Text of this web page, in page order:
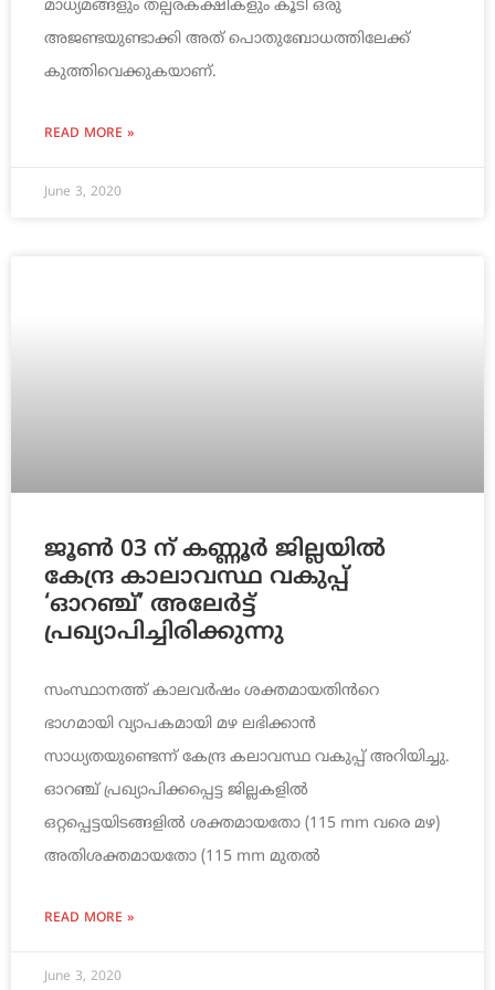
മാധ്യമങ്ങളും തല്പരകക്ഷികളും കൂടി ഒരു
അജണ്ടയുണ്ടാക്കി അത് പൊതുബോധത്തിലേക്ക്
കുത്തിവെക്കുകയാണ്.
READ MORE »
June 3, 2020
ജൂൺ 03 ന് കണ്ണൂർ ജില്ലയിൽ
കേന്ദ്ര കാലാവസ്ഥ വകുപ്പ്
‘ഓറഞ്ച്’ അലേർട്ട്
പ്രഖ്യാപിച്ചിരിക്കുന്നു
സംസ്ഥാനത്ത് കാലവർഷം ശക്തമായതിൻറെ
ഭാഗമായി വ്യാപകമായി മഴ ലഭിക്കാൻ
സാധ്യതയുണ്ടെന്ന് കേന്ദ്ര കലാവസ്ഥ വകുപ്പ് അറിയിച്ചു.
ഓറഞ്ച് പ്രഖ്യാപിക്കപ്പെട്ട ജില്ലകളിൽ
ഒറ്റപ്പെട്ടയിടങ്ങളിൽ ശക്തമായതോ (115 mm വരെ മഴ)
അതിശക്തമായതോ (115 mm മുതൽ
READ MORE »
June 3, 2020